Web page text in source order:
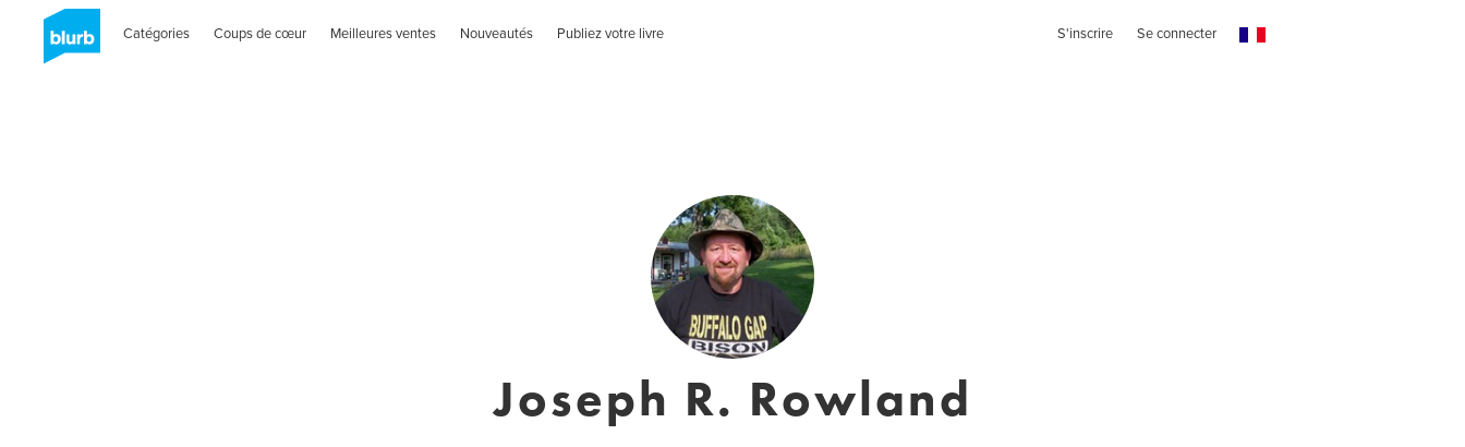
Catégories Coups de cœur Meilleures ventes Nouveautés Publiez votre livre S'inscrire Se connecter
Joseph R. Rowland